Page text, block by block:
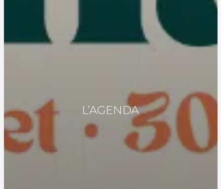
L’AGENDA